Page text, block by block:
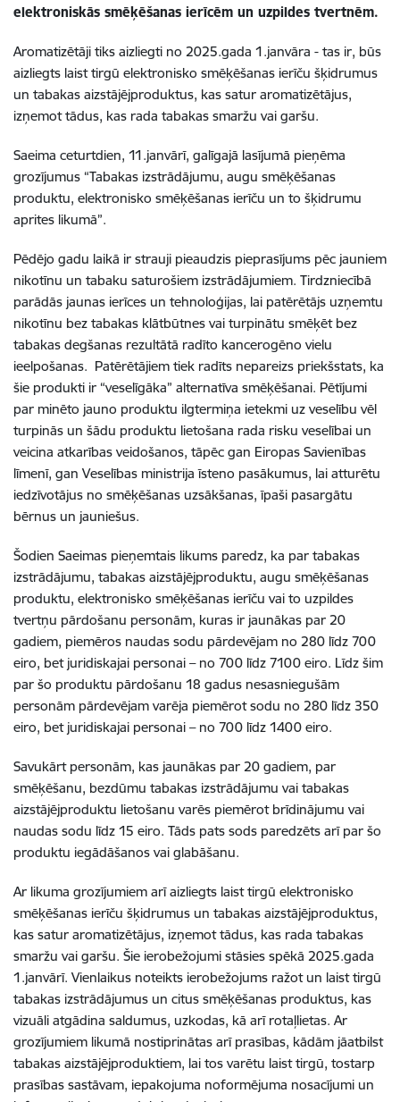
elektroniskās smēķēšanas ierīcēm un uzpildes tvertnēm.
Aromatizētāji tiks aizliegti no 2025.gada 1.janvāra - tas ir, būs
aizliegts laist tirgū elektronisko smēķēšanas ierīču šķidrumus
un tabakas aizstājējproduktus, kas satur aromatizētājus,
izņemot tādus, kas rada tabakas smaržu vai garšu.
Saeima ceturtdien, 11.janvārī, galīgajā lasījumā pieņēma
grozījumus “Tabakas izstrādājumu, augu smēķēšanas
produktu, elektronisko smēķēšanas ierīču un to šķidrumu
aprites likumā”.
Pēdējo gadu laikā ir strauji pieaudzis pieprasījums pēc jauniem
nikotīnu un tabaku saturošiem izstrādājumiem. Tirdzniecībā
parādās jaunas ierīces un tehnoloģijas, lai patērētājs uzņemtu
nikotīnu bez tabakas klātbūtnes vai turpinātu smēķēt bez
tabakas degšanas rezultātā radīto kancerogēno vielu
ieelpošanas. Patērētājiem tiek radīts nepareizs priekšstats, ka
šie produkti ir “veselīgāka” alternatīva smēķēšanai. Pētījumi
par minēto jauno produktu ilgtermiņa ietekmi uz veselību vēl
turpinās un šādu produktu lietošana rada risku veselībai un
veicina atkarības veidošanos, tāpēc gan Eiropas Savienības
līmenī, gan Veselības ministrija īsteno pasākumus, lai atturētu
iedzīvotājus no smēķēšanas uzsākšanas, īpaši pasargātu
bērnus un jauniešus.
Šodien Saeimas pieņemtais likums paredz, ka par tabakas
izstrādājumu, tabakas aizstājējproduktu, augu smēķēšanas
produktu, elektronisko smēķēšanas ierīču vai to uzpildes
tvertņu pārdošanu personām, kuras ir jaunākas par 20
gadiem, piemēros naudas sodu pārdevējam no 280 līdz 700
eiro, bet juridiskajai personai – no 700 līdz 7100 eiro. Līdz šim
par šo produktu pārdošanu 18 gadus nesasniegušām
personām pārdevējam varēja piemērot sodu no 280 līdz 350
eiro, bet juridiskajai personai – no 700 līdz 1400 eiro.
Savukārt personām, kas jaunākas par 20 gadiem, par
smēķēšanu, bezdūmu tabakas izstrādājumu vai tabakas
aizstājējproduktu lietošanu varēs piemērot brīdinājumu vai
naudas sodu līdz 15 eiro. Tāds pats sods paredzēts arī par šo
produktu iegādāšanos vai glabāšanu.
Ar likuma grozījumiem arī aizliegts laist tirgū elektronisko
smēķēšanas ierīču šķidrumus un tabakas aizstājējproduktus,
kas satur aromatizētājus, izņemot tādus, kas rada tabakas
smaržu vai garšu. Šie ierobežojumi stāsies spēkā 2025.gada
1.janvārī. Vienlaikus noteikts ierobežojums ražot un laist tirgū
tabakas izstrādājumus un citus smēķēšanas produktus, kas
vizuāli atgādina saldumus, uzkodas, kā arī rotaļlietas. Ar
grozījumiem likumā nostiprinātas arī prasības, kādām jāatbilst
tabakas aizstājējproduktiem, lai tos varētu laist tirgū, tostarp
prasības sastāvam, iepakojuma noformējuma nosacījumi un